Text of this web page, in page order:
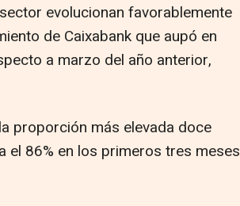
evolucionan favorablemente
de Caixabank que aupó en
a marzo del año anterior,
proporción más elevada doce
el 86% en los primeros tres meses